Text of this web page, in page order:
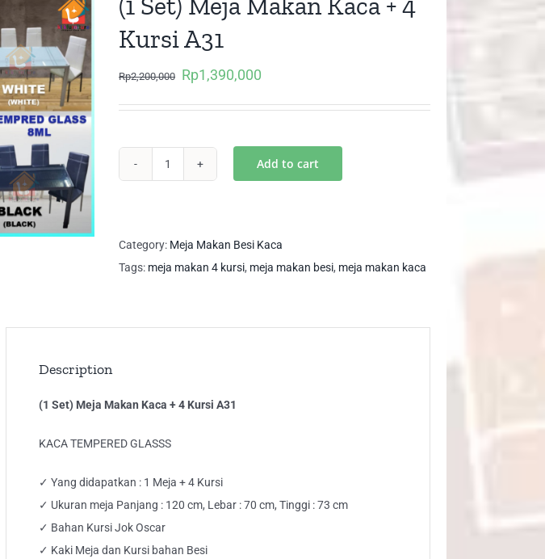
Kursi A31
Rp2,200,000
Original
Rp1,390,000
Makan
Kaca
Kursi
Add to cart
Category: Meja Makan Besi Kaca
Tags: meja makan 4 kursi, meja makan besi, meja makan kaca
Description
(1 Set) Meja Makan Kaca + 4 Kursi A31
KACA TEMPERED GLASSS
✓ Yang didapatkan : 1 Meja + 4 Kursi
✓ Ukuran meja Panjang : 120 cm, Lebar : 70 cm, Tinggi : 73 cm
✓ Bahan Kursi Jok Oscar
✓ Kaki Meja dan Kursi bahan Besi